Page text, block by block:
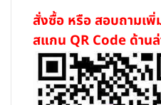
สั่งซื้อ หรือ สอบถามเ
สแกน QR Code ด้าน